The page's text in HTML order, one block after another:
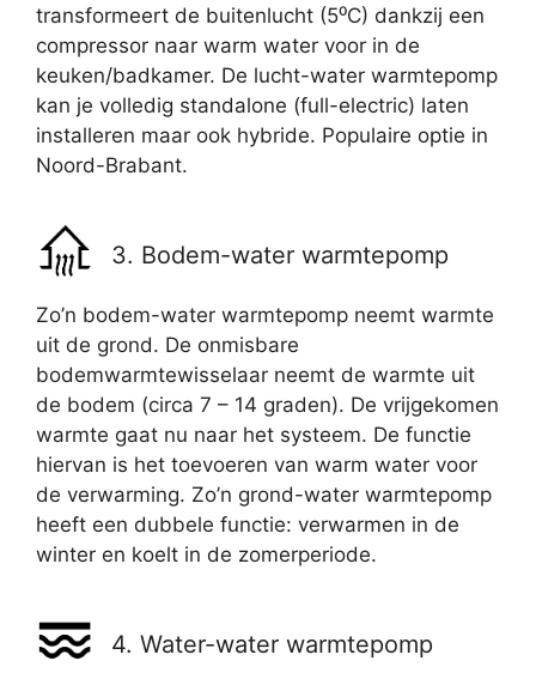
transformeert de buitenlucht (5⁰C) dankzij een
compressor naar warm water voor in de
keuken/badkamer. De lucht-water warmtepomp
kan je volledig standalone (full-electric) laten
installeren maar ook hybride. Populaire optie in
Noord-Brabant.
3. Bodem-water warmtepomp
Zo’n bodem-water warmtepomp neemt warmte
uit de grond. De onmisbare
bodemwarmtewisselaar neemt de warmte uit
de bodem (circa 7 – 14 graden). De vrijgekomen
warmte gaat nu naar het systeem. De functie
hiervan is het toevoeren van warm water voor
de verwarming. Zo’n grond-water warmtepomp
heeft een dubbele functie: verwarmen in de
winter en koelt in de zomerperiode.
4. Water-water warmtepomp